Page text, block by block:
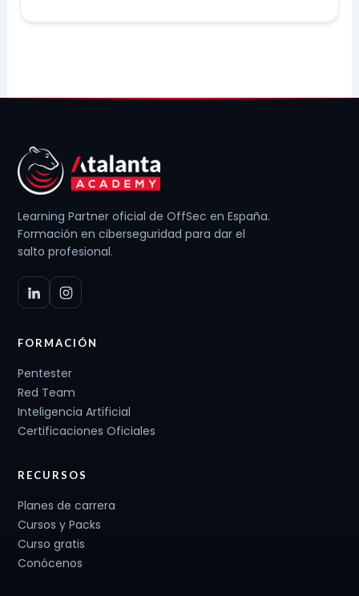
Learning Partner oficial de OffSec en España.
Formación en ciberseguridad para dar el
salto profesional.
FORMACIÓN
Pentester
Red Team
Inteligencia Artificial
Certificaciones Oficiales
RECURSOS
Planes de carrera
Cursos y Packs
Curso gratis
Conócenos